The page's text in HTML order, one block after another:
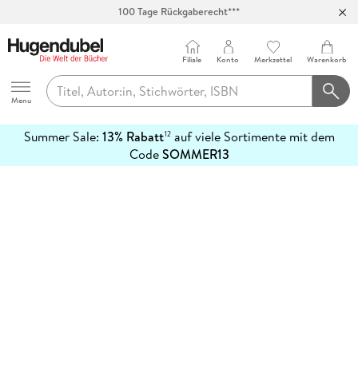
100 Tage Rückgaberecht***
Hugendubel
Menu
Filiale Konto Merkzettel Warenkorb
Summer Sale: 13% Rabatt12auf viele Sortimente mit dem
CodeSOMMER13
erfahren